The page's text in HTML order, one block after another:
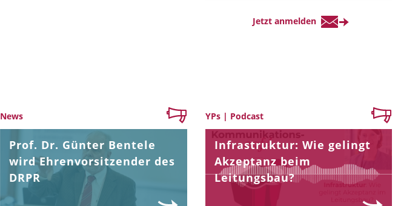
News
Prof. Dr. Günter Bentele
wird Ehrenvorsitzender des
DRPR
YPs | Podcast
Infrastruktur: Wie gelingt
Akzeptanz beim
Leitungsbau?